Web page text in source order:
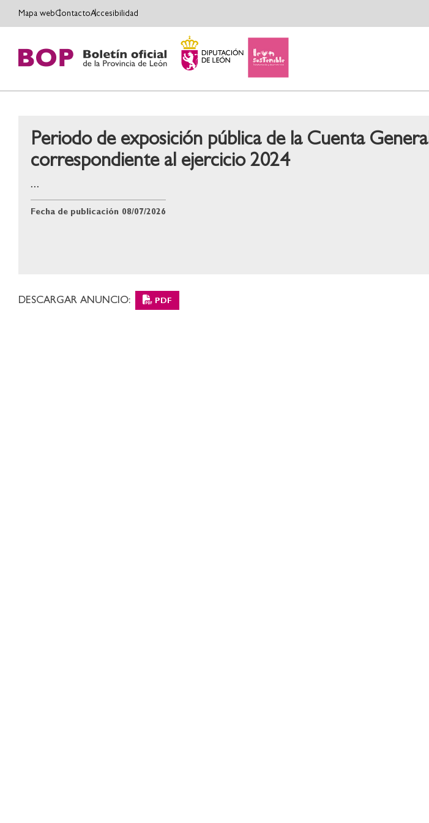
Mapa webContactoAccesibilidad
Periodo de exposición pública de la Cuenta General
correspondiente al ejercicio 2024
...
Fecha de publicación 08/07/2026
DESCARGAR ANUNCIO: PDF